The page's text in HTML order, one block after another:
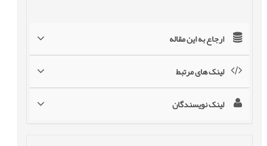
ارجاع به این مقاله
لینک های مرتبط
لینک نویسندگان